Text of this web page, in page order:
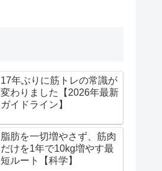
17年ぶりに筋トレの常識が
変わりました【2026年最新
ガイドライン】
脂肪を一切増やさず、筋肉
だけを1年で10kg増やす最
短ルート【科学】